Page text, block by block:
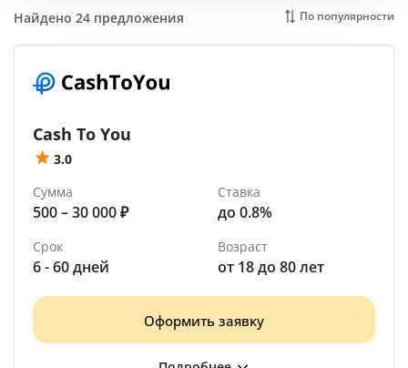
Найдено 24 предложения По популярности
Cash To You
3.0
Сумма
500 – 30 000 ₽
Ставка
до 0.8%
Срок
6 - 60 дней
Возраст
от 18 до 80 лет
Оформить заявку